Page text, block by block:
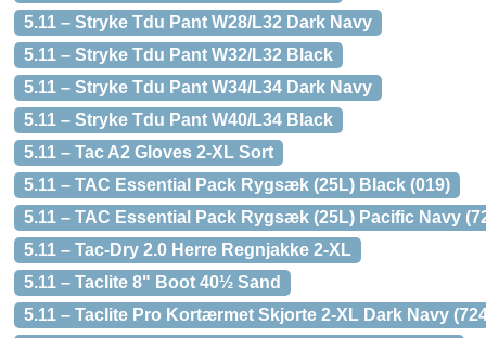
5.11 – Stryke Tdu Pant W28/L32 Dark Navy
5.11 – Stryke Tdu Pant W32/L32 Black
5.11 – Stryke Tdu Pant W34/L34 Dark Navy
5.11 – Stryke Tdu Pant W40/L34 Black
5.11 – Tac A2 Gloves 2-XL Sort
5.11 – TAC Essential Pack Rygsæk (25L) Black (019)
5.11 – TAC Essential Pack Rygsæk (25L) Pacific Navy
5.11 – Tac-Dry 2.0 Herre Regnjakke 2-XL
5.11 – Taclite 8" Boot 40½ Sand
5.11 – Taclite Pro Kortærmet Skjorte 2-XL Dark Navy